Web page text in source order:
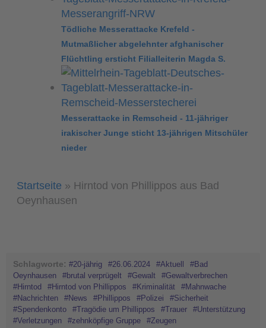
Tödliche Messerattacke Krefeld -
Mutmaßlicher abgelehnter afghanischer
Flüchtling ersticht Filialleiterin Magda S.
Messerattacke in Remscheid - 11-jähriger
irakischer Junge sticht 13-jährigen Mitschüler
nieder
Startseite » Hirntod von Phillippos aus Bad
Oeynhausen
Schlagworte: #20-jährig #26.06.2024 #Aktuell
#Bad
Oeynhausen
#brutal verprügelt #Gewalt
#Gewaltverbrechen
#Hirntod
#Hirntod von Phillippos #Kriminalität
#Mahnwache
#Nachrichten
#News #Phillippos #Polizei
#Sicherheit
#Spendenkonto
#Tragödie um Phillippos #Trauer
#Unterstützung
#Verletzungen
#zehnköpfige Gruppe #Zeugen